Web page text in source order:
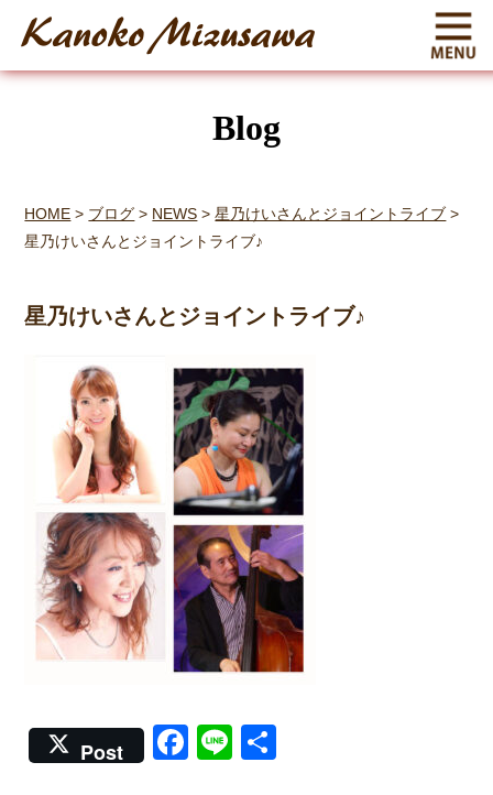
Blog
HOME > ブログ > NEWS >星乃けいさんとジョイントライブ >
星乃けいさんとジョイントライブ♪
星乃けいさんとジョイントライブ♪
Post Facebook
Line